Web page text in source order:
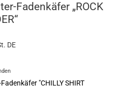
Fadenkäfer „ROCK
DE